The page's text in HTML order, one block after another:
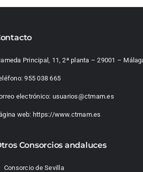
Principal, 11, 2ª planta – 29001 –
955 038 665
electrónico: usuarios@ctmam.es
web: https://www.ctmam.es
Consorcios andaluces
Consorcio de Sevilla